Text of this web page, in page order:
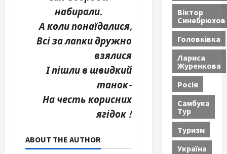
набирали.
А коли понаїдалися,
Всі за лапки дружно
взялися
І пішли в швидкий
танок-
На честь корисних
ягідок !
ABOUT THE AUTHOR
Віктор
Синебрюхов
Головківка
Лариса
Журенкова
Росія
Самбука
Тур
Туризм
Україна